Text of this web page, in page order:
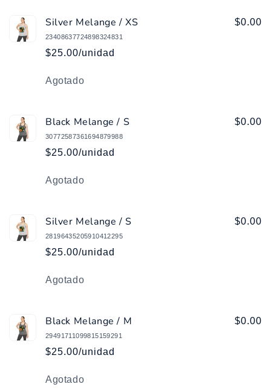
Silver Melange / XS
23408637724898324831
$25.00/unidad
$0.00
Cantidad
Agotado
Black Melange / S
30772587361694879988
$25.00/unidad
$0.00
Cantidad
Agotado
Silver Melange / S
28196435205910412295
$25.00/unidad
$0.00
Cantidad
Agotado
Black Melange / M
29491711099815159291
$25.00/unidad
$0.00
Cantidad
Agotado